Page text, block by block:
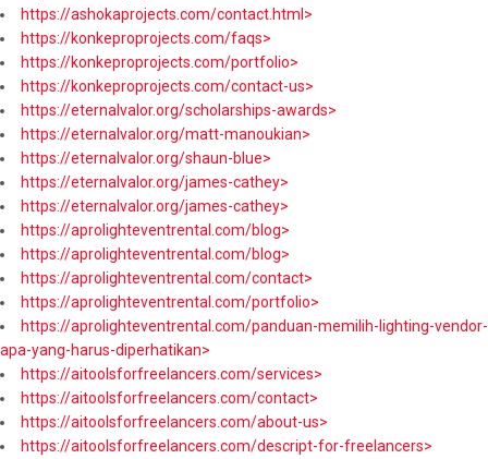
https://ashokaprojects.com/contact.html>
https://konkeproprojects.com/faqs>
https://konkeproprojects.com/portfolio>
https://konkeproprojects.com/contact-us>
https://eternalvalor.org/scholarships-awards>
https://eternalvalor.org/matt-manoukian>
https://eternalvalor.org/shaun-blue>
https://eternalvalor.org/james-cathey>
https://eternalvalor.org/james-cathey>
https://aprolighteventrental.com/blog>
https://aprolighteventrental.com/blog>
https://aprolighteventrental.com/contact>
https://aprolighteventrental.com/portfolio>
https://aprolighteventrental.com/panduan-memilih-lighting-vendor-
apa-yang-harus-diperhatikan>
https://aitoolsforfreelancers.com/services>
https://aitoolsforfreelancers.com/contact>
https://aitoolsforfreelancers.com/about-us>
https://aitoolsforfreelancers.com/descript-for-freelancers>